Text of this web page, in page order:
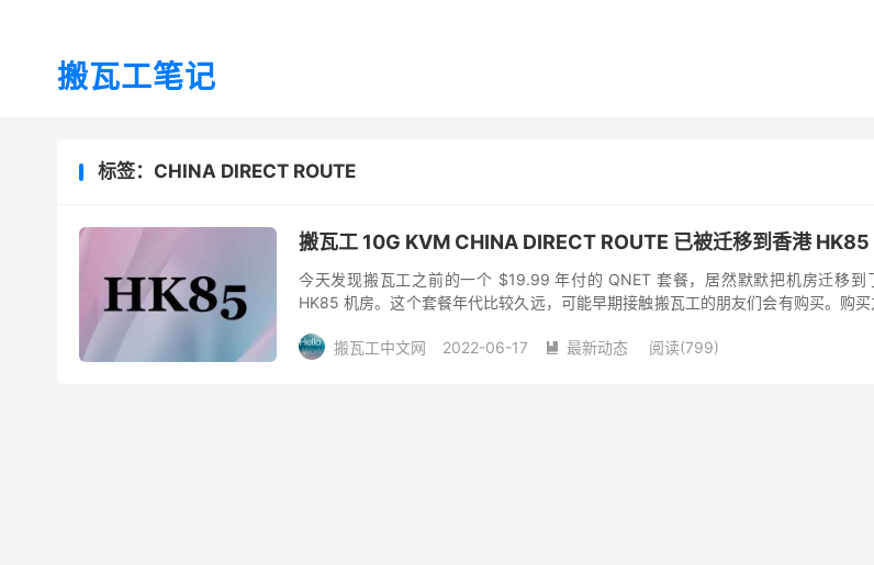
搬瓦工笔记
标签：CHINA DIRECT ROUTE
搬瓦工 10G KVM CHINA DIRECT ROUTE 已被迁移到香港 HK85
今天发现搬瓦工之前的一个 $19.99 年付的 QNET 套餐，居然默默把机房迁移到
HK85 机房。这个套餐年代比较久远，可能早期接触搬瓦工的朋友们会有购买。购买
搬瓦工中文网
2022-06-17  最新动态 阅读(799)